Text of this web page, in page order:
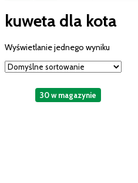
kuweta dla kota
Wyświetlanie jednego wyniku
30 w magazynie